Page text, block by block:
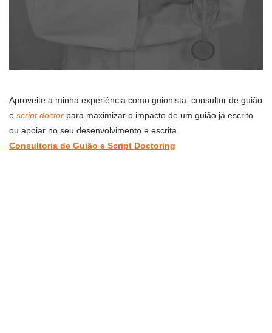
Aproveite a minha experiência como guionista, consultor de guião
e script doctor para maximizar o impacto de um guião já escrito
ou apoiar no seu desenvolvimento e escrita.
Consultoria de Guião e Script Doctoring